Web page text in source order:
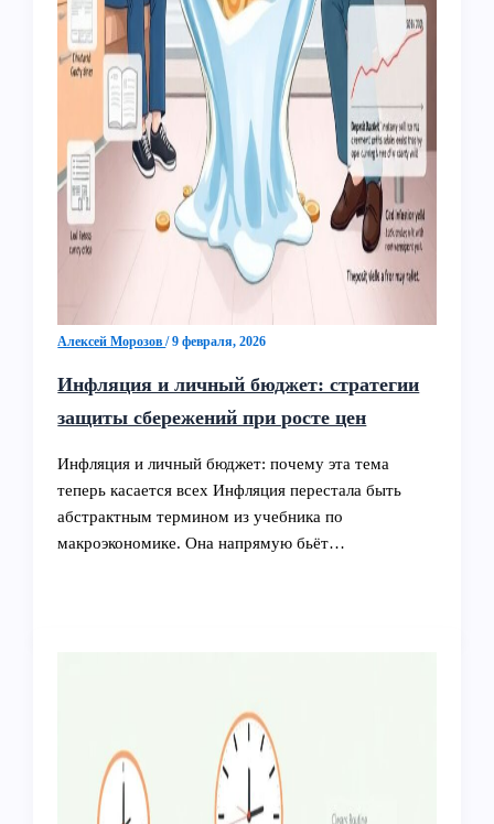
Алексей Морозов/9 февраля, 2026
Инфляция и личный бюджет: стратегии
защиты сбережений при росте цен
Инфляция и личный бюджет: почему эта тема
теперь касается всех Инфляция перестала быть
абстрактным термином из учебника по
макроэкономике. Она напрямую бьёт…